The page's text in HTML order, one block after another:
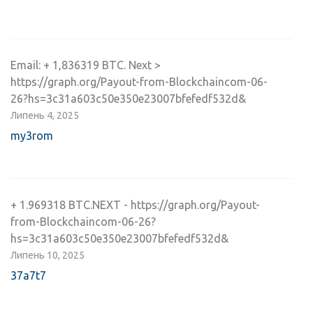
Email: + 1,836319 BTC. Next >
https://graph.org/Payout-from-Blockchaincom-06-
26?hs=3c31a603c50e350e23007bfefedf532d&
Липень 4, 2025
my3rom
+ 1.969318 BTC.NEXT - https://graph.org/Payout-
from-Blockchaincom-06-26?
hs=3c31a603c50e350e23007bfefedf532d&
Липень 10, 2025
37a7t7